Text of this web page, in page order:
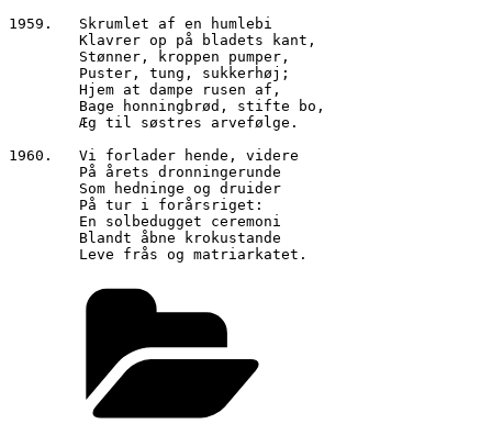
1959.	Skrumlet af en humlebi
        Klavrer op på bladets kant,
        Stønner, kroppen pumper,
        Puster, tung, sukkerhøj;
        Hjem at dampe rusen af,
        Bage honningbrød, stifte bo,
        Æg til søstres arvefølge.
1960.	Vi forlader hende, videre
        På årets dronningerunde
        Som hedninge og druider
        På tur i forårsriget:
        En solbedugget ceremoni
        Blandt åbne krokustande
        Leve frås og matriarkatet.